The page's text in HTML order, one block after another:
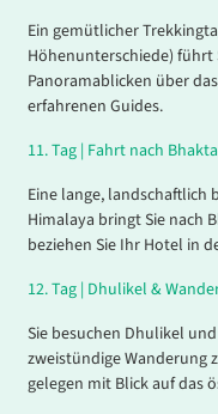
Ein gemütlicher
Höhenunterschiede)
Panoramablicken über
erfahrenen Guides.
11.Tag | Fahrt nach
Eine lange, landschaftlich
Himalaya bringt Sie nach
beziehen Sie Ihr Hotel in
12.Tag | Dhulikel &
Sie besuchen Dhulikel
zweistündige Wanderung
gelegen mit Blick auf das